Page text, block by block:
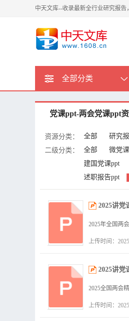
中天文库--收录最新全行业研究报告
全部分类
党课ppt-两会党课ppt
资源分类： 全部 研究
二级分类：
全部 微党
建国党课ppt
述职报告ppt
2025讲党
上传时间：
2025讲党
上传时间：